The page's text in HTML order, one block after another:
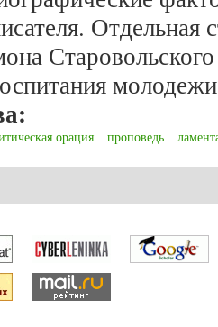
Отдельная
орация проповедь